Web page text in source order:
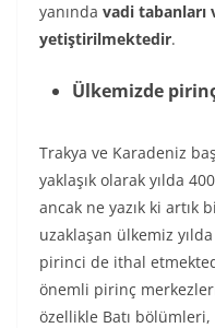
yanında vadi tabanları
yetiştirilmektedir.
Ülkemizde
Trakya ve Karadeniz
yaklaşık olarak yılda
ancak ne yazık ki artık
uzaklaşan ülkemiz
pirinci de ithal
önemli pirinç
özellikle Batı bölümleri,